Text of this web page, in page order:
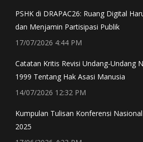
windowwindow
window
PSHK di DRAPAC26: Ruang Digital
dan Menjamin Partisipasi Publik
17/07/2026 4:44 PM
Catatan Kritis Revisi Undang-Undang
1999 Tentang Hak Asasi Manusia
14/07/2026 12:32 PM
Kumpulan Tulisan Konferensi
2025